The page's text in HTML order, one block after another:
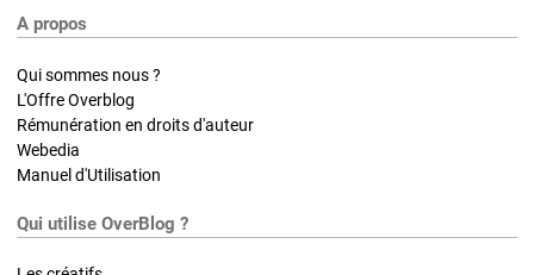
A propos
Qui sommes nous ?
L'Offre Overblog
Rémunération en droits d'auteur
Webedia
Manuel d'Utilisation
Qui utilise OverBlog ?